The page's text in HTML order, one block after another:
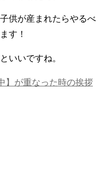
供が産まれたらやるべ
す！
いいですね。
】が重なった時の挨拶